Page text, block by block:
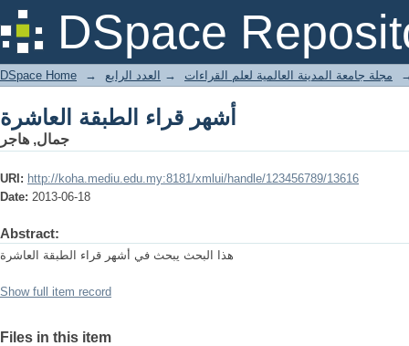
DSpace
أشهر قراء الطبقة العاشرة
DSpace Home → مجلة جامعة المدينة العالمية لعلم القراءات → العدد الرابع
أشهر قراء الطبقة العاشرة
جمال, هاجر
URI: http://koha.mediu.edu.my:8181/xmlui/handle/123456789/13616
Date: 2013-06-18
Abstract:
هذا البحث يبحث في أشهر قراء الطبقة العاشرة
Show full item record
Files in this item